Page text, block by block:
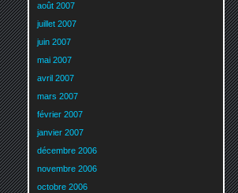
août 2007
juillet 2007
juin 2007
mai 2007
avril 2007
mars 2007
février 2007
janvier 2007
décembre 2006
novembre 2006
octobre 2006